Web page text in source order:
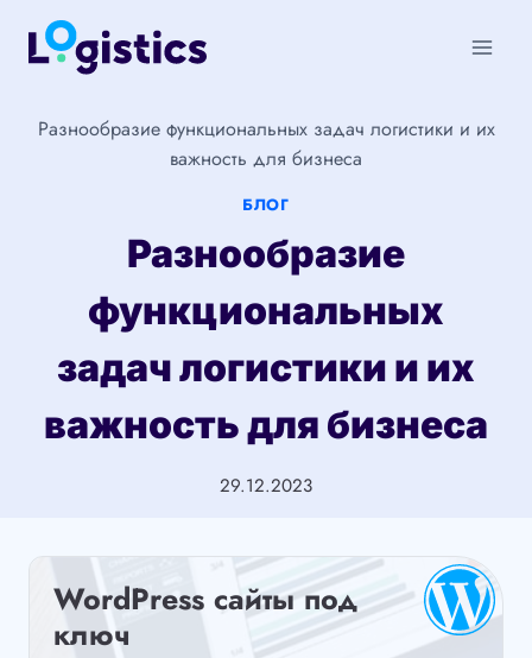
Перейти
Разнообразие функциональных задач логистики и их
важность для бизнеса
БЛОГ
Разнообразие
функциональных
задач логистики и их
важность для бизнеса
29.12.2023
WordPress сайты под
ключ